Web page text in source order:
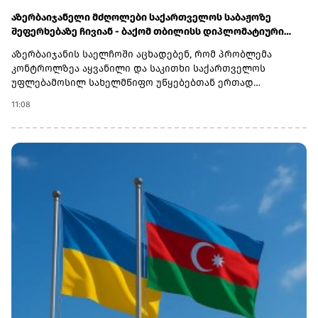
აზერბაიჯანელი მძღოლები საქართველოს საბაჟოზე
შეფერხებაზე ჩივიან - ბაქომ თბილისს დიპლომატიური
აზერბაიჯანის საელჩოში აცხადებენ, რომ პრობლემა
კონტროლზეა აყვანილი და საკითხი საქართველოს
უფლებამოსილ სახელმწიფო უწყებებთან ერთად
ელოდებიან საბაჟო პროცედურების დასრულებას
„სარფისა“ და „წითელი ხიდის“ სასაზღვრო-გამშვებ
პუნქტებზე, ასევე თბილისის გაფორმების ეკონომიკურ
ზონაში (გეზ).გადამზიდავების განცხადებით, მებაჟეები
შეჩერების კონკრეტულ მიზეზებს, ეხება ეს ტვირთს, წონას
თუ დოკუმენტაციას - არ განუმარტავენ.დაზარალებული
მძღოლები აცხადებენ, რომ პროცესი საგრძნობლად
გაჭიანურდა და ზოგ შემთხვევაში შეყოვნება თვეზე მეტს
შეადგენს: თეიმურ სულთანოვი: აცხადებს, რომ „სარფის“
გამშვებ პუნქტზე 15 დღეა იმყოფება. მას ჩამოართვეს
პასპორტი, მართვის მოწმობა და მანქანის საბუთები,
პასუხად კი მხოლოდ „დაელოდეთ“-ს ეუბნებიან. ელდენიზ
მამედლიევი: საქართველოში უკვე 45 დღეა ყოვნდება. მას
ქუთაისში წარმოებული და მეტალურგიისთვის
11:08